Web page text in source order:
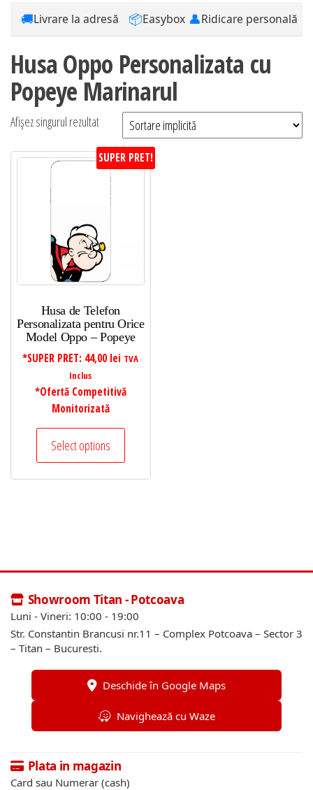
🚚Livrare la adresă 📦Easybox 👤Ridicare personală
Husa Oppo Personalizata cu
Popeye Marinarul
Afișez singurul rezultat
SUPER PRET!
Husa de Telefon
Personalizata pentru Orice
Model Oppo – Popeye
*SUPER PRET: 44,00 lei TVA
Inclus
*Ofertă Competitivă
Monitorizată
Select options
Showroom Titan - Potcoava
Luni - Vineri: 10:00 - 19:00
Str. Constantin Brancusi nr.11 – Complex Potcoava – Sector 3
– Titan – Bucuresti.
Deschide în Google Maps
Navighează cu Waze
Plata in magazin
Card sau Numerar (cash)